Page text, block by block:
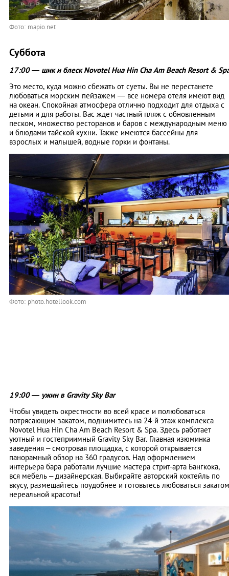
Фото: mapio.net
Суббота
17:00 — шик и блеск Novotel Hua Hin Cha Am Beach Resort &
Это место, куда можно сбежать от суеты. Вы не перестанете
любоваться морским пейзажем — все номера отеля имеют вид
на океан. Спокойная атмосфера отлично подходит для отдыха с
детьми и для работы. Вас ждет частный пляж с обновленным
песком, множество ресторанов и баров с международным меню
и блюдами тайской кухни. Также имеются бассейны для
взрослых и малышей, водные горки и фонтаны.
Фото: photo.hotellook.com
19:00 — ужин в Gravity Sky Bar
Чтобы увидеть окрестности во всей красе и полюбоваться
потрясающим закатом, поднимитесь на 24-й этаж комплекса
Novotel Hua Hin Cha Am Beach Resort & Spa. Здесь работает
уютный и гостеприимный Gravity Sky Bar. Главная изюминка
заведения – смотровая площадка, с которой открывается
панорамный обзор на 360 градусов. Над оформлением
интерьера бара работали лучшие мастера стрит-арта Бангкока,
вся мебель – дизайнерская. Выбирайте авторский коктейль по
вкусу, размещайтесь поудобнее и готовьтесь любоваться закатом
нереальной красоты!